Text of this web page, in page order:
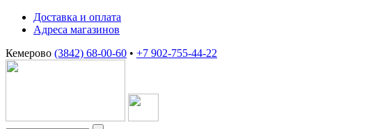
Доставка и оплата
Адреса магазинов
Кемерово (3842) 68-00-60 • +7 902-755-44-22